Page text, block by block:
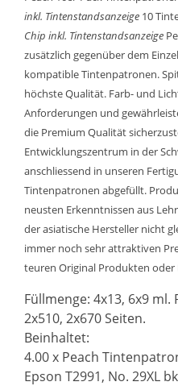
inkl. Tintenstandsanzeige 10
Chip inkl. Tintenstandsanzeige
zusätzlich gegenüber dem
kompatible Tintenpatronen.
höchste Qualität. Farb- und
Anforderungen und
die Premium Qualität
Entwicklungszentrum in der
anschliessend in unseren
Tintenpatronen abgefüllt.
neusten Erkenntnissen aus
der asiatische Hersteller nicht
immer noch sehr attraktiven
teuren Original Produkten
Füllmenge: 4x13, 6x9 ml.
2x510, 2x670 Seiten.
Beinhaltet:
4.00 x Peach
Epson T2991, No. 29XL